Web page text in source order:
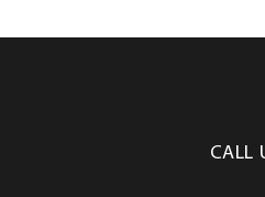
CALL